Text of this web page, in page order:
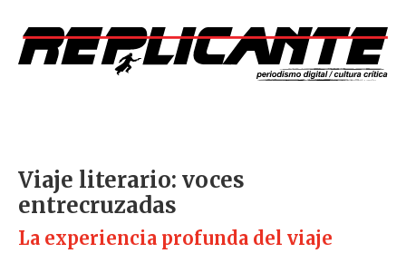
Viaje literario: voces
entrecruzadas
La experiencia profunda del viaje